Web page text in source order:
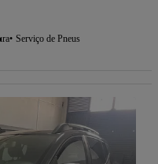
Serviço de Pneus